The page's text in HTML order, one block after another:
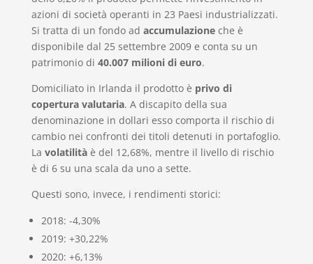
azioni di società operanti in 23 Paesi industrializzati.
Si tratta di un fondo ad accumulazioneche è
disponibile dal 25 settembre 2009 e conta su un
patrimonio di 40.007 milioni di euro.
Domiciliato in Irlanda il prodotto è privo di
copertura valutaria. A discapito della sua
denominazione in dollari esso comporta il rischio di
cambio nei confronti dei titoli detenuti in portafoglio.
La volatilitàè del 12,68%, mentre il livello di rischio
è di 6 su una scala da uno a sette.
Questi sono, invece, i rendimenti storici:
2018: -4,30%
2019: +30,22%
2020: +6,13%